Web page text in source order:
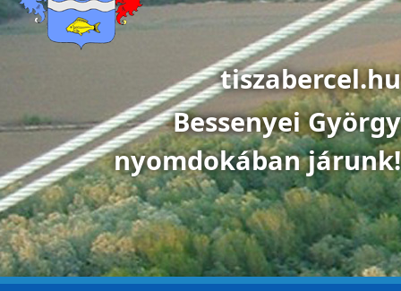
tiszabercel.hu
Bessenyei György
nyomdokában járunk!